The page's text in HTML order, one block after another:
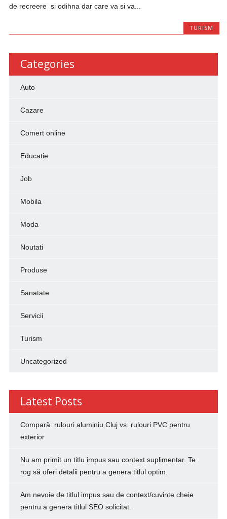
de recreere si odihna dar care va si va...
TURISM
Categories
Auto
Cazare
Comert online
Educatie
Job
Mobila
Moda
Noutati
Produse
Sanatate
Servicii
Turism
Uncategorized
Latest Posts
Compară: rulouri aluminiu Cluj vs. rulouri PVC pentru
exterior
Nu am primit un titlu impus sau context suplimentar. Te
rog să oferi detalii pentru a genera titlul optim.
Am nevoie de titlul impus sau de context/cuvinte cheie
pentru a genera titlul SEO solicitat.